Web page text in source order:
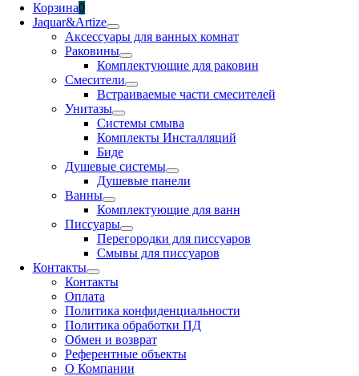
Корзина0
Jaquar&Artize
Аксессуары для ванных комнат
Раковины
Комплектующие для раковин
Смесители
Встраиваемые части смесителей
Унитазы
Системы смыва
Комплекты Инсталляций
Биде
Душевые системы
Душевые панели
Ванны
Комплектующие для ванн
Писсуары
Перегородки для писсуаров
Смывы для писсуаров
Контакты
Контакты
Оплата
Политика конфиденциальности
Политика обработки ПД
Обмен и возврат
Референтные объекты
О Компании